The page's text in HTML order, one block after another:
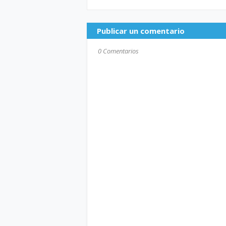
Publicar un comentario
0 Comentarios